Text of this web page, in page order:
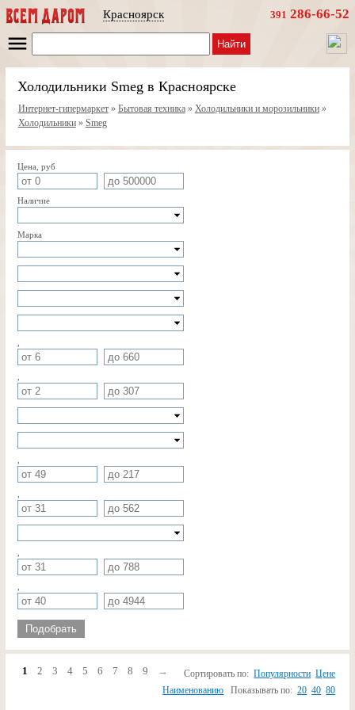
Красноярск 391 286-66-52
Найти
Холодильники Smeg в Красноярске
Интернет-гипермаркет» Бытовая техника» Холодильники и морозильники»
Холодильники» Smeg
Цена, руб
Наличие
Марка
Подобрать
1 2 3 4 5 6 7 8 9 → Сортировать по: Популярности Цене
Наименованию
Показывать по: 20 40 80